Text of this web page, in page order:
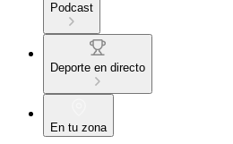
Podcast
Deporte en directo
En tu zona